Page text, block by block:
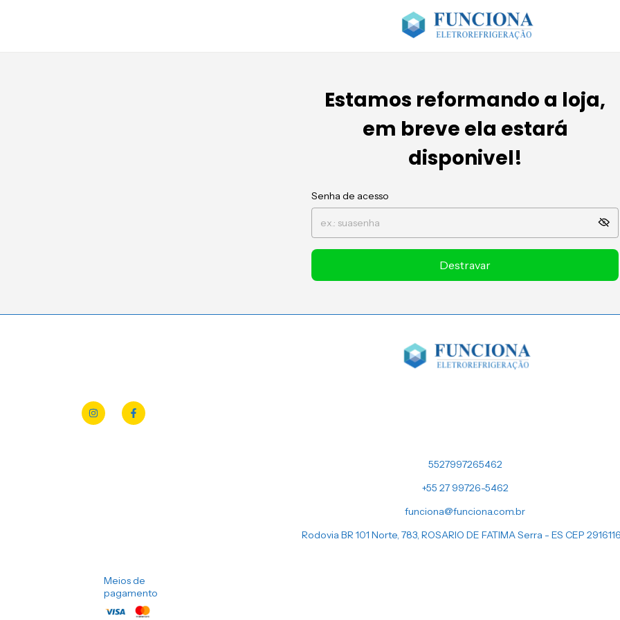
Estamos reformando a loja,
em breve ela estará
disponivel!
Senha de acesso
Destravar
5527997265462
+55 27 99726-5462
funciona@funciona.com.br
Rodovia BR 101 Norte, 783, ROSARIO DE FATIMA Serra - ES CEP
Meios de
pagamento